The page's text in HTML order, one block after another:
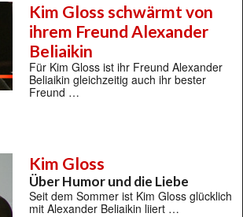
Kim Gloss schwärmt von
ihrem Freund Alexander
Beliaikin
Für Kim Gloss ist ihr Freund Alexander
Beliaikin gleichzeitig auch ihr bester
Freund …
Kim Gloss
Über Humor und die Liebe
Seit dem Sommer ist Kim Gloss glücklich
mit Alexander Beliaikin liiert …